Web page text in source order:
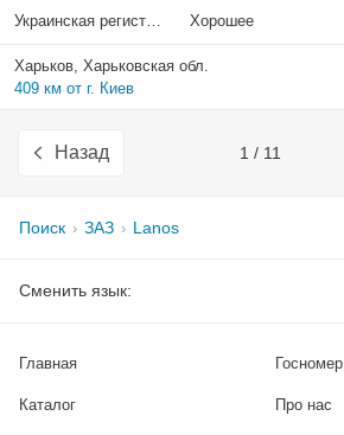
Украинская регистрация
Хорошее
Харьков, Харьковская обл.
409 км от г. Киев
Назад 1 / 11
Поиск ЗАЗ Lanos
Сменить язык:
Главная
Каталог
Госномер
Про нас